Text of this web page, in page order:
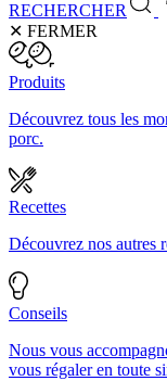
RECHERCHER
✕ FERMER
Produits
Découvrez tous les
porc.
Recettes
Découvrez nos autres
Conseils
Nous vous
vous régaler en toute